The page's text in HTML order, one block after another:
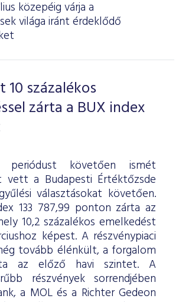
közepéig várja a
világa iránt érdeklődő
százalékos
zárta a BUX index
periódust követően ismét
vett a Budapesti Értéktőzsde
választásokat követően.
133 787,99 ponton zárta az
10,2 százalékos emelkedést
képest. A részvénypiaci
tovább élénkült, a forgalom
az előző havi szintet. A
részvények sorrendjében
a MOL és a Richter Gedeon